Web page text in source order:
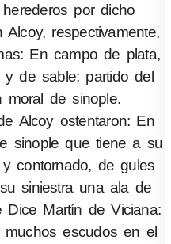
por dicho
respectivamente,
En campo de plata,
de sable; partido del
moral de sinople.
Alcoy ostentaron: En
sinople que tiene a su
contornado, de gules
siniestra una ala de
Martín de Viciana:
escudos en el